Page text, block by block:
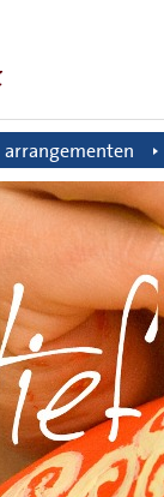
arrangementen
escape room
boerengolf
boerenzeskamp
solexverhuur
boerenspellen
handboogschieten
GPS wandeltocht
koeschilderen
tandemtocht